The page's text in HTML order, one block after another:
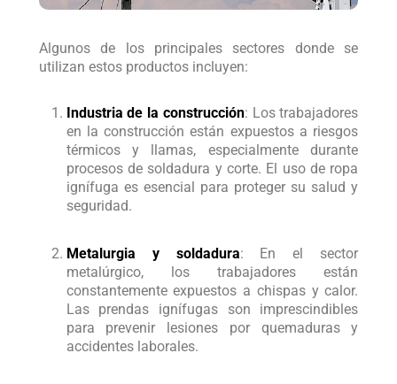
Algunos de los principales sectores donde se
utilizan estos productos incluyen:
Industria de la construcción: Los trabajadores
en la construcción están expuestos a riesgos
térmicos y llamas, especialmente durante
procesos de soldadura y corte. El uso de ropa
ignífuga es esencial para proteger su salud y
seguridad.
Metalurgia y soldadura: En el sector
metalúrgico, los trabajadores están
constantemente expuestos a chispas y calor.
Las prendas ignífugas son imprescindibles
para prevenir lesiones por quemaduras y
accidentes laborales.